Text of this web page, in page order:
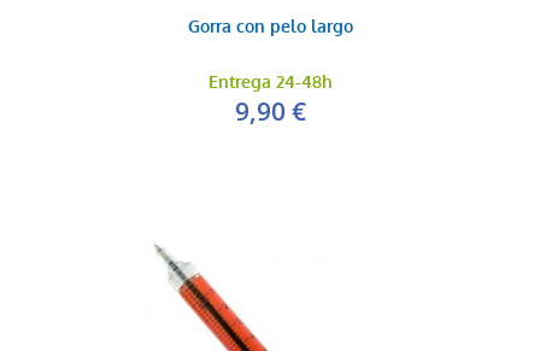
Gorra con pelo largo
Entrega 24-48h
9,90 €